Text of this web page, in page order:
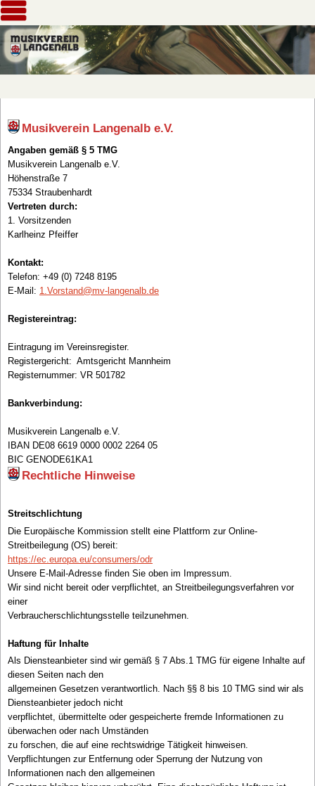
Musikverein Langenalb e.V.
Angaben gemäß § 5 TMG
Musikverein Langenalb e.V.
Höhenstraße 7
75334 Straubenhardt
Vertreten durch:
1. Vorsitzenden
Karlheinz Pfeiffer
Kontakt:
Telefon: +49 (0) 7248 8195
E-Mail: 1.Vorstand@mv-langenalb.de
Registereintrag:
Eintragung im Vereinsregister.
Registergericht: Amtsgericht Mannheim
Registernummer: VR 501782
Bankverbindung:
Musikverein Langenalb e.V.
IBAN DE08 6619 0000 0002 2264 05
BIC GENODE61KA1
Rechtliche Hinweise
Streitschlichtung
Die Europäische Kommission stellt eine Plattform zur Online-
Streitbeilegung (OS) bereit:
https://ec.europa.eu/consumers/odr
Unsere E-Mail-Adresse finden Sie oben im Impressum.
Wir sind nicht bereit oder verpflichtet, an Streitbeilegungsverfahren vor
einer
Verbraucherschlichtungsstelle teilzunehmen.
Haftung für Inhalte
Als Diensteanbieter sind wir gemäß § 7 Abs.1 TMG für eigene Inhalte auf
diesen Seiten nach den
allgemeinen Gesetzen verantwortlich. Nach §§ 8 bis 10 TMG sind wir als
Diensteanbieter jedoch nicht
verpflichtet, übermittelte oder gespeicherte fremde Informationen zu
überwachen oder nach Umständen
zu forschen, die auf eine rechtswidrige Tätigkeit hinweisen.
Verpflichtungen zur Entfernung oder Sperrung der Nutzung von
Informationen nach den allgemeinen